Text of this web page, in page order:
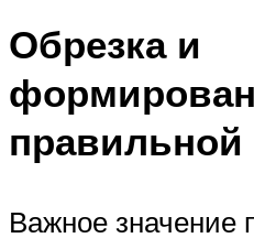
Обрезка и
Важное значение